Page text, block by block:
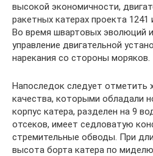
высокой экономичности,
ракетных катерах проекта
Во время швартовых эволюций
управление двигательной
нарекания со стороны моряков.
Напоследок следует отметить
качества, которыми обладали
корпус катера, разделен на 9
отсеков, имеет седловатую
стремительные обводы. При
высота борта катера по